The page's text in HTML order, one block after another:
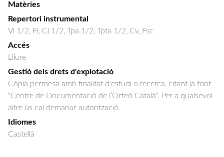
Matèries
Repertori instrumental
Vl 1/2, Fl, Cl 1/2, Tpa 1/2, Tpta 1/2, Cv, Fsc
Accés
Lliure
Gestió dels drets d'explotació
Còpia permesa amb finalitat d'estudi o recerca, citant la font
"Centre de Documentació de l’Orfeó Català". Per a qualsevol
altre ús cal demanar autorització.
Idiomes
Castellà